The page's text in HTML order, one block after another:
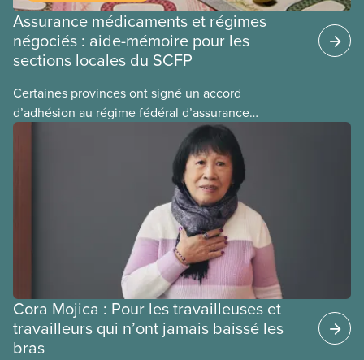
Assurance médicaments et régimes
négociés : aide-mémoire pour les
sections locales du SCFP
Certaines provinces ont signé un accord
d’adhésion au régime fédéral d’assurance
médicaments. Les sections locales du SCFP dans
ces provinces s’interrogent sur l’incidence que ce
régime pourrait avoir sur leurs avantages
Cora Mojica : Pour les travailleuses et
travailleurs qui n’ont jamais baissé les
bras